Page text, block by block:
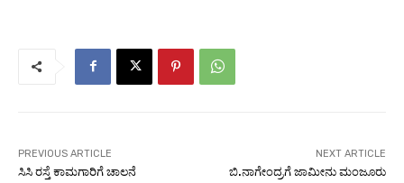
PREVIOUS ARTICLE
ಸಿಸಿ ರಸ್ತೆ ಕಾಮಗಾರಿಗೆ ಚಾಲನೆ
NEXT ARTICLE
ಬಿ.ನಾಗೇಂದ್ರಗೆ ಜಾಮೀನು ಮಂಜೂರು